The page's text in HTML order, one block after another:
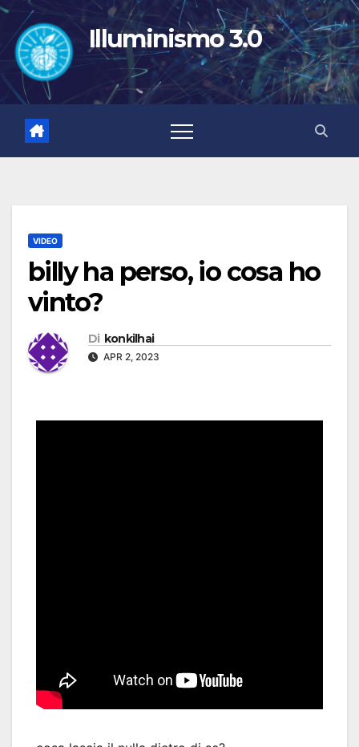
Salta
contenuto
Illuminismo 3.0
VIDEO
billy ha perso, io cosa ho
vinto?
Di konkilhai
APR 2, 2023